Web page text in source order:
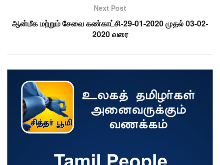
Next Post
ஆன்மீக மற்றும் சேவை கண்காட்சி-29-01-2020 முதல் 03-02-
2020 வரை